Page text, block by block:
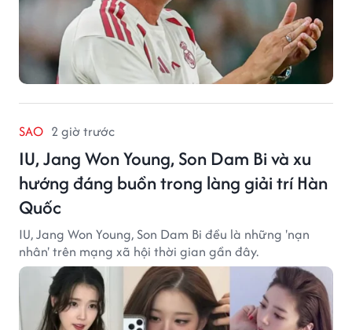
SAO 2 giờ trước
IU, Jang Won Young, Son Dam Bi và xu
hướng đáng buồn trong làng giải trí Hàn
Quốc
IU, Jang Won Young, Son Dam Bi đều là những 'nạn
nhân' trên mạng xã hội thời gian gần đây.